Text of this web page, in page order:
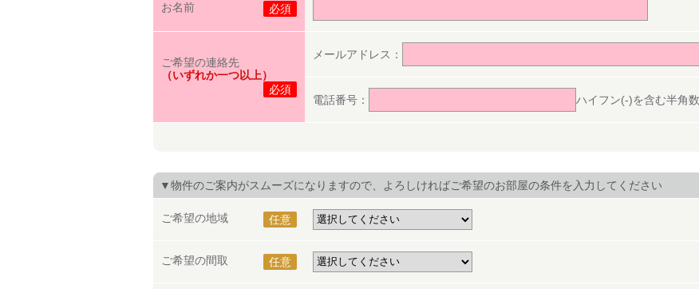
お名前 必須
ご希望の連絡先
（いずれか一つ以上）
必須
メールアドレス：
電話番号： ハイフン(-)を含む半角
▼物件のご案内がスムーズになりますので、よろしければご希望のお部屋の条件を入力してください
ご希望の地域 任意
ご希望の間取 任意